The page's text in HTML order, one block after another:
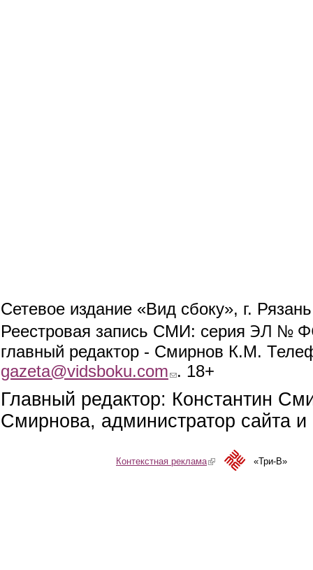
Сетевое издание «Вид сбоку», г.
Реестровая запись СМИ: серия ЭЛ №
главный редактор - Смирнов К.М.
gazeta@vidsboku.com (link sends e-mail)
. 18+
Главный редактор: Константин
Смирнова, администратор сайта
Контекстная реклама(link is external)«Три-В»